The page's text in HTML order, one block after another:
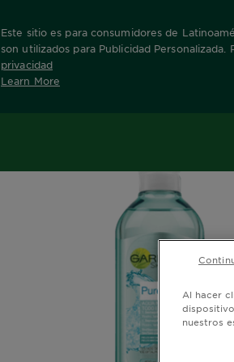
Este sitio es para consumidores de
son utilizados para Publicidad
privacidad
Learn More
Home Nuestras Marcas
Al hacer
nuestros